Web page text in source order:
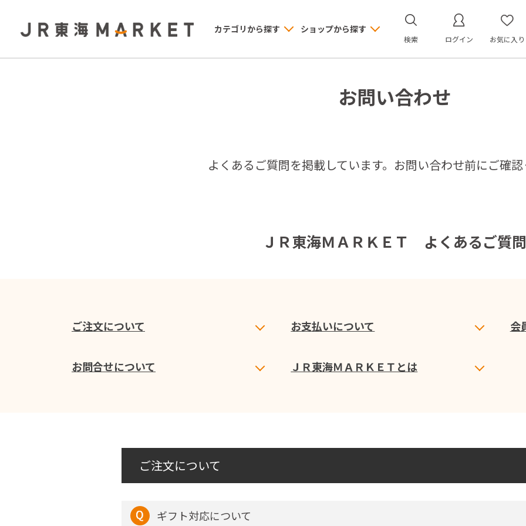
カテゴリから探す ショップから探す
検索 ログイン お気に入り
お問い合わせ
よくあるご質問を掲載しています。お問い合わせ前にご確認
ＪＲ東海ＭＡＲＫＥＴ よくあるご質問
ご注文について お支払いについて 会
お問合せについて ＪＲ東海ＭＡＲＫＥＴとは
ご注文について
ギフト対応について